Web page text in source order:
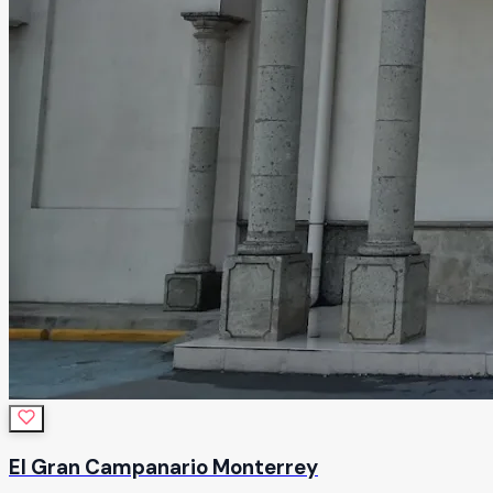
Margaritas es la opción preferida de muchas familias en la
región. Contáctanos hoy para conocer nuestras opciones
y reservar la fecha de tu próximo evento. ¡Hagamos que tu
celebración sea verdaderamente especial!
Leer más
El Gran Campanario Monterrey